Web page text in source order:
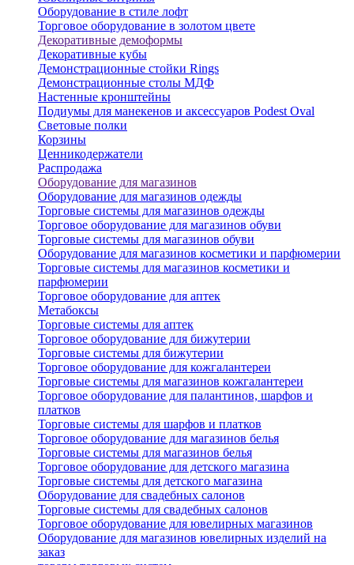
Оборудование в стиле лофт
Торговое оборудование в золотом цвете
Декоративные демоформы
Декоративные кубы
Демонстрационные стойки Rings
Демонстрационные столы МДФ
Настенные кронштейны
Подиумы для манекенов и аксессуаров Podest Oval
Световые полки
Корзины
Ценникодержатели
Распродажа
Оборудование для магазинов
Оборудование для магазинов одежды
Торговые системы для магазинов одежды
Торговое оборудование для магазинов обуви
Торговые системы для магазинов обуви
Оборудование для магазинов косметики и парфюмерии
Торговые системы для магазинов косметики и
парфюмерии
Торговое оборудование для аптек
Метабоксы
Торговые системы для аптек
Торговое оборудование для бижутерии
Торговые системы для бижутерии
Торговое оборудование для кожгалантереи
Торговые системы для магазинов кожгалантереи
Торговое оборудование для палантинов, шарфов и
платков
Торговые системы для шарфов и платков
Торговое оборудование для магазинов белья
Торговые системы для магазинов белья
Торговое оборудование для детского магазина
Торговые системы для детского магазина
Оборудование для свадебных салонов
Торговые системы для свадебных салонов
Торговое оборудование для ювелирных магазинов
Оборудование для магазинов ювелирных изделий на
заказ